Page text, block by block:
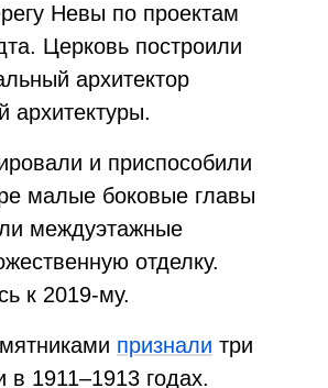
Невы по проектам
Церковь построили
архитектор
архитектуры.
и приспособили
малые боковые главы
междуэтажные
отделку.
к 2019-му.
признали три
1911–1913 годах.